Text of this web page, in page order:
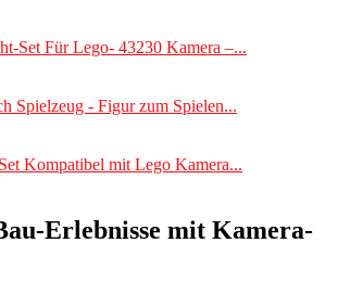
Set Für Lego- 43230 Kamera –...
Spielzeug - Figur zum Spielen...
Kompatibel mit Lego Kamera...
Erlebnisse mit Kamera-